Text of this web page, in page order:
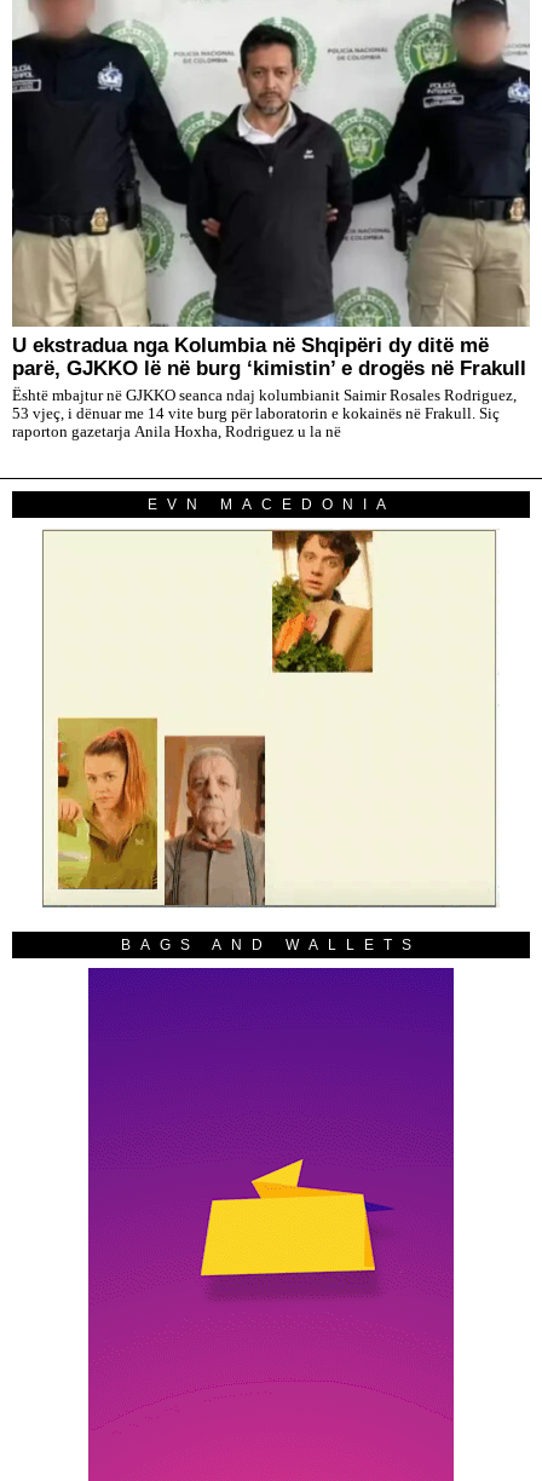
U ekstradua nga Kolumbia në Shqipëri dy ditë më
parë, GJKKO lë në burg ‘kimistin’ e drogës në Frakull
Është mbajtur në GJKKO seanca ndaj kolumbianit Saimir Rosales Rodriguez,
53 vjeç, i dënuar me 14 vite burg për laboratorin e kokainës në Frakull. Siç
raporton gazetarja Anila Hoxha, Rodriguez u la në
EVN MACEDONIA
BAGS AND WALLETS